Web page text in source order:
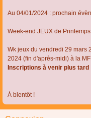
Au 04/01/2024 : prochain
Week-end JEUX de
Wk jeux du vendredi 29 mars
2024 (fin d'après-midi) à la
Inscriptions à venir plus tard
À bientôt !